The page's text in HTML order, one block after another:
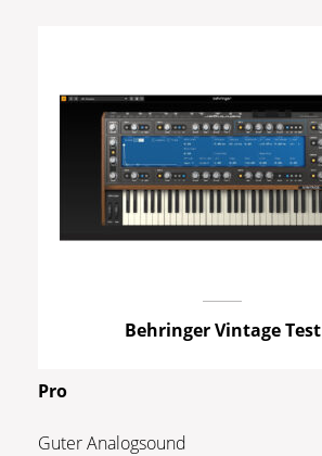
Behringer Vintage Test
Pro
Guter Analogsound